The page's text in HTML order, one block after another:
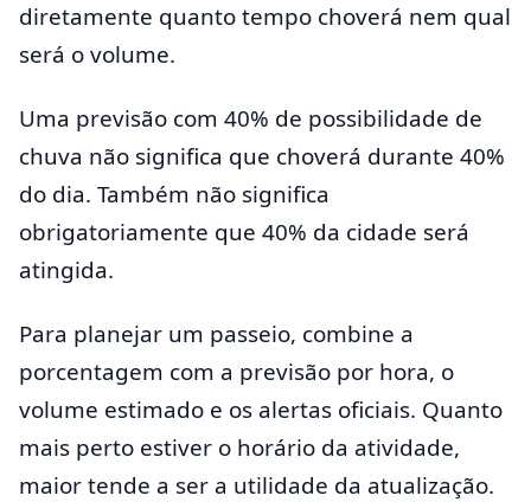
diretamente quanto tempo choverá nem qual
será o volume.
Uma previsão com 40% de possibilidade de
chuva não significa que choverá durante 40%
do dia. Também não significa
obrigatoriamente que 40% da cidade será
atingida.
Para planejar um passeio, combine a
porcentagem com a previsão por hora, o
volume estimado e os alertas oficiais. Quanto
mais perto estiver o horário da atividade,
maior tende a ser a utilidade da atualização.